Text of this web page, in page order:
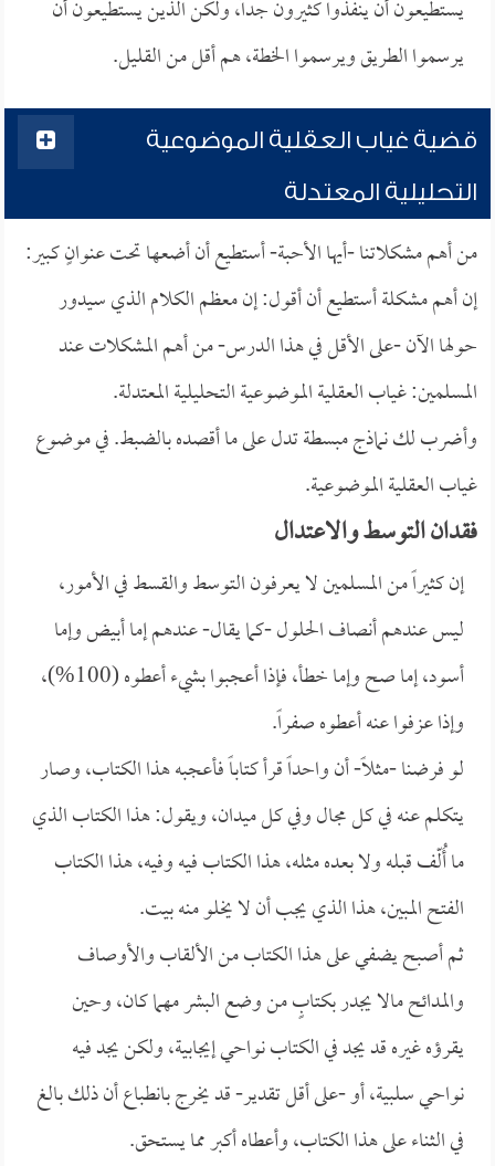
يستطيعون أن ينفذوا كثيرون جداً، ولكن الذين يستطيعون أن
يرسموا الطريق ويرسموا الخطة، هم أقل من القليل.
قضية غياب العقلية الموضوعية
التحليلية المعتدلة
من أهم مشكلاتنا -أيها الأحبة- أستطيع أن أضعها تحت عنوانٍ كبير:
إن أهم مشكلة أستطيع أن أقول: إن معظم الكلام الذي سيدور
حولها الآن -على الأقل في هذا الدرس- من أهم المشكلات عند
المسلمين: غياب العقلية الموضوعية التحليلية المعتدلة.
وأضرب لك نماذج مبسطة تدل على ما أقصده بالضبط. في موضوع
غياب العقلية الموضوعية.
فقدان التوسط والاعتدال
إن كثيراً من المسلمين لا يعرفون التوسط والقسط في الأمور،
ليس عندهم أنصاف الحلول -كما يقال- عندهم إما أبيض وإما
أسود، إما صح وإما خطأ، فإذا أعجبوا بشيء أعطوه (100%)،
وإذا عزفوا عنه أعطوه صفراً.
لو فرضنا -مثلاً- أن واحداً قرأ كتاباً فأعجبه هذا الكتاب، وصار
يتكلم عنه في كل مجال وفي كل ميدان، ويقول: هذا الكتاب الذي
ما أُلّف قبله ولا بعده مثله، هذا الكتاب فيه وفيه، هذا الكتاب
الفتح المبين، هذا الذي يجب أن لا يخلو منه بيت.
ثم أصبح يضفي على هذا الكتاب من الألقاب والأوصاف
والمدائح مالا يجدر بكتابٍ من وضع البشر مهما كان، وحين
يقرؤه غيره قد يجد في الكتاب نواحي إيجابية، ولكن يجد فيه
نواحي سلبية، أو -على أقل تقدير- قد يخرج بانطباع أن ذلك بالغ
في الثناء على هذا الكتاب، وأعطاه أكبر مما يستحق.